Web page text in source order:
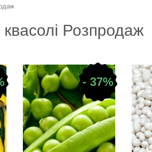
квасолі Розпродаж
- 37%